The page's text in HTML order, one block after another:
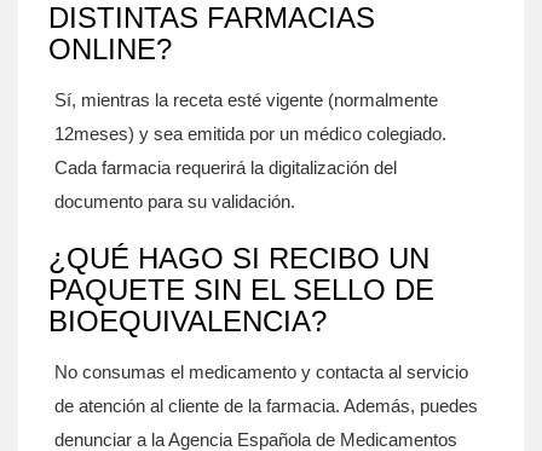
DISTINTAS FARMACIAS
ONLINE?
Sí, mientras la receta esté vigente (normalmente
12meses) y sea emitida por un médico colegiado.
Cada farmacia requerirá la digitalización del
documento para su validación.
¿QUÉ HAGO SI RECIBO UN
PAQUETE SIN EL SELLO DE
BIOEQUIVALENCIA?
No consumas el medicamento y contacta al servicio
de atención al cliente de la farmacia. Además, puedes
denunciar a la Agencia Española de Medicamentos